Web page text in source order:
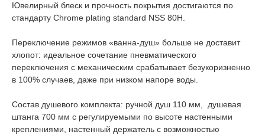
Ювелирный блеск и прочность покрытия достигаются по
стандарту Chrome plating standard NSS 80H.
Переключение режимов «ванна-душ» больше не доставит
хлопот: идеальное сочетание пневматического
переключения с механическим срабатывает безукоризненно
в 100% случаев, даже при низком напоре воды.
Состав душевого комплекта: ручной душ 110 мм, душевая
штанга 700 мм с регулируемыми по высоте настенными
креплениями, настенный держатель с возможностью